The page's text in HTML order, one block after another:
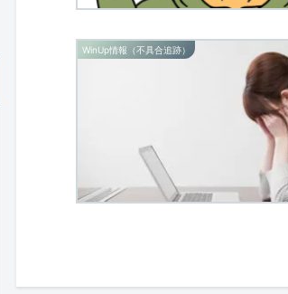
WinUp情報（不具合追跡）